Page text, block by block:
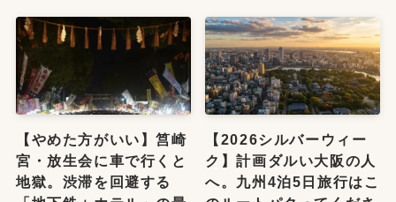
【やめた方がいい】筥崎
宮・放生会に車で行くと
地獄。渋滞を回避する
【2026シルバーウィー
ク】計画ダルい大阪の人
へ。九州4泊5日旅行はこ